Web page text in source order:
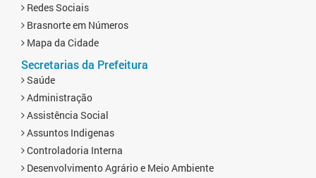
Redes Sociais
Brasnorte em Números
Mapa da Cidade
Secretarias da Prefeitura
Saúde
Administração
Assistência Social
Assuntos Indigenas
Controladoria Interna
Desenvolvimento Agrário e Meio Ambiente